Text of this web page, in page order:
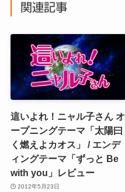
関連記事
這いよれ！ニャル子さん オ
ープニングテーマ「太陽曰
く燃えよカオス」 / エンデ
ィングテーマ「ずっと Be
with you」レビュー
2012年5月23日